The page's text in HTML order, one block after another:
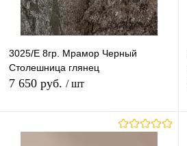
600mm 1200mm
Длина (Ваш Выбор)
3050mm 4100mm
3025/E 8гр. Мрамор Черный
Столешница глянец
7 650 руб. / шт
В корзину